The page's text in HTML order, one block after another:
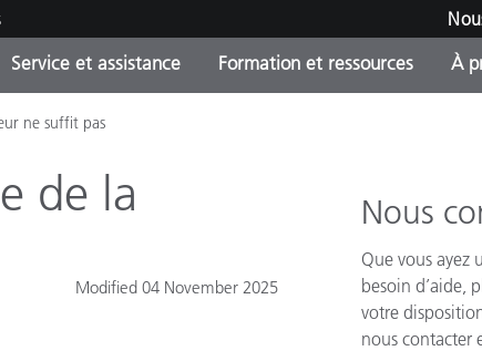
Produits arrêtes - Trouvez
Promotions et Ventes Flash
OEM Display & Printer
Emballés
Service et assistance
Contactez notre équipe
Formation et ressources
Consultations et audits
À
ne suffit pas
de la
Modified 04 November 2025
Nous
Que vous ayez
besoin d’aide,
votre
nous contacter